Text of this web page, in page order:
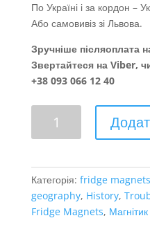
По Україні і за кордон –
Або самовивіз зі Львова.
Зручніше післяоплата
Звертайтеся на Viber,
+38 093 066 12 40
Canes..
Категорія: fridge magnets
geography, History,
Fridge Magnets, Магнітик